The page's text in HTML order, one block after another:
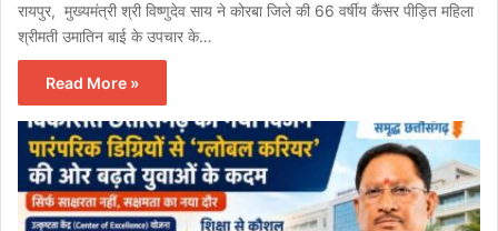
रायपुर, मुख्यमंत्री श्री विष्णुदेव साय ने कोरबा जिले की 66 वर्षीय कैंसर पीड़ित महिला
श्रीमती उमातिन बाई के उपचार के…
Read More »